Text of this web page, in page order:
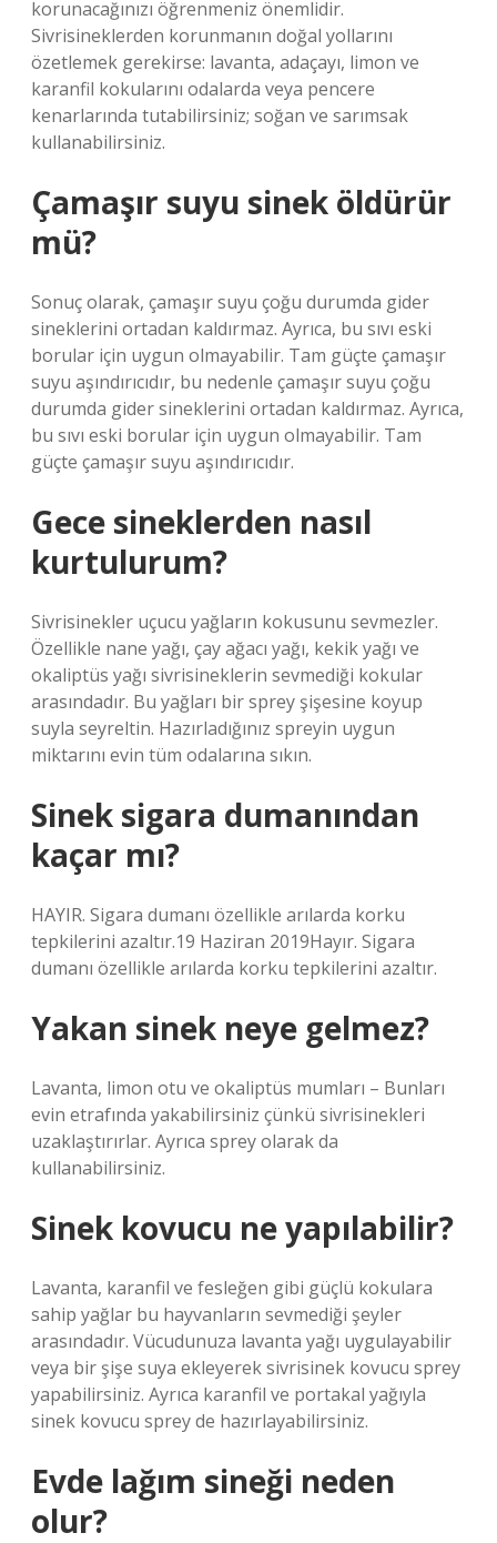
korunacağınızı öğrenmeniz önemlidir.
Sivrisineklerden korunmanın doğal yollarını
özetlemek gerekirse: lavanta, adaçayı, limon ve
karanfil kokularını odalarda veya pencere
kenarlarında tutabilirsiniz; soğan ve sarımsak
kullanabilirsiniz.
Çamaşır suyu sinek öldürür
mü?
Sonuç olarak, çamaşır suyu çoğu durumda gider
sineklerini ortadan kaldırmaz. Ayrıca, bu sıvı eski
borular için uygun olmayabilir. Tam güçte çamaşır
suyu aşındırıcıdır, bu nedenle çamaşır suyu çoğu
durumda gider sineklerini ortadan kaldırmaz. Ayrıca,
bu sıvı eski borular için uygun olmayabilir. Tam
güçte çamaşır suyu aşındırıcıdır.
Gece sineklerden nasıl
kurtulurum?
Sivrisinekler uçucu yağların kokusunu sevmezler.
Özellikle nane yağı, çay ağacı yağı, kekik yağı ve
okaliptüs yağı sivrisineklerin sevmediği kokular
arasındadır. Bu yağları bir sprey şişesine koyup
suyla seyreltin. Hazırladığınız spreyin uygun
miktarını evin tüm odalarına sıkın.
Sinek sigara dumanından
kaçar mı?
HAYIR. Sigara dumanı özellikle arılarda korku
tepkilerini azaltır.19 Haziran 2019Hayır. Sigara
dumanı özellikle arılarda korku tepkilerini azaltır.
Yakan sinek neye gelmez?
Lavanta, limon otu ve okaliptüs mumları – Bunları
evin etrafında yakabilirsiniz çünkü sivrisinekleri
uzaklaştırırlar. Ayrıca sprey olarak da
kullanabilirsiniz.
Sinek kovucu ne yapılabilir?
Lavanta, karanfil ve fesleğen gibi güçlü kokulara
sahip yağlar bu hayvanların sevmediği şeyler
arasındadır. Vücudunuza lavanta yağı uygulayabilir
veya bir şişe suya ekleyerek sivrisinek kovucu sprey
yapabilirsiniz. Ayrıca karanfil ve portakal yağıyla
sinek kovucu sprey de hazırlayabilirsiniz.
Evde lağım sineği neden
olur?